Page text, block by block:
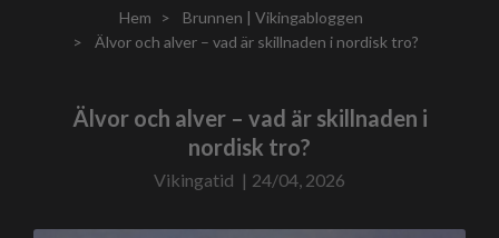
Hem
Brunnen | Vikingabloggen
Älvor och alver – vad är skillnaden i nordisk tro?
Älvor och alver – vad är skillnaden i
nordisk tro?
Vikingatid | 24/04, 2026